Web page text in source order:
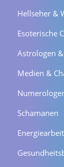
Hellseher &
Esoterische
Astrologen
Medien &
Schamanen